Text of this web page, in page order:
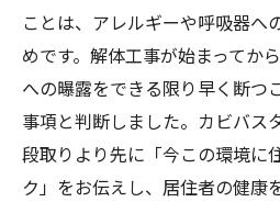
ことは、アレルギーや呼吸器へ
めです。解体工事が始まってか
への曝露をできる限り早く断つ
事項と判断しました。カビバス
段取りより先に「今この環境に
ク」をお伝えし、居住者の健康